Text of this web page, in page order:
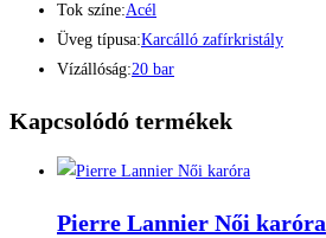
Tok színe:Acél
Üveg típusa:Karcálló zafírkristály
Vízállóság:20 bar
Kapcsolódó termékek
Pierre Lannier Női karóra